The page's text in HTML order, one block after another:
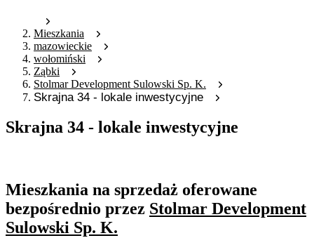
Mieszkania
mazowieckie
wołomiński
Ząbki
Stolmar Development Sulowski Sp. K.
Skrajna 34 - lokale inwestycyjne
Skrajna 34 - lokale inwestycyjne
Mieszkania na sprzedaż oferowane
bezpośrednio przez Stolmar Development
Sulowski Sp. K.